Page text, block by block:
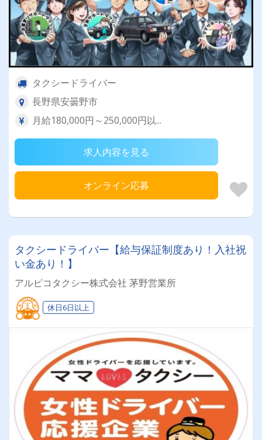
タクシードライバー
長野県安曇野市
月給180,000円～250,000円以...
求人内容を見る
オンライン応募
タクシードライバー【給与保証制度あり！入社祝
い金あり！】
アルピコタクシー株式会社 茅野営業所
休日6日以上